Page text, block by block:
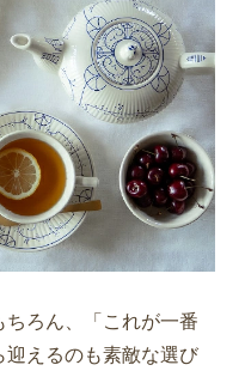
ろん、「これが一番
迎えるのも素敵な選び